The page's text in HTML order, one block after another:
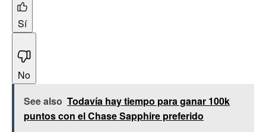
Sí
No
See also Todavía hay tiempo para ganar 100k
puntos con el Chase Sapphire preferido